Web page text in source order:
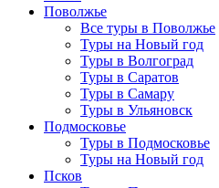
Поволжье
Все туры в Поволжье
Туры на Новый год
Туры в Волгоград
Туры в Саратов
Туры в Самару
Туры в Ульяновск
Подмосковье
Туры в Подмосковье
Туры на Новый год
Псков